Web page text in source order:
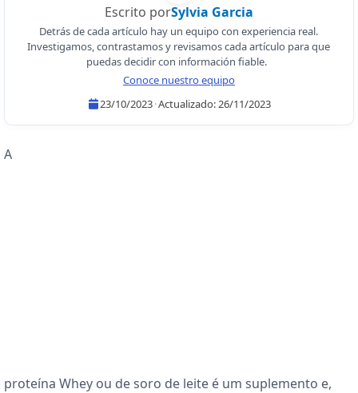
Escrito porSylvia Garcia
Detrás de cada artículo hay un equipo con experiencia real.
Investigamos, contrastamos y revisamos cada artículo para que
puedas decidir con información fiable.
Conoce nuestro equipo
23/10/2023·Actualizado: 26/11/2023
A
proteína Whey ou de soro de leite é um suplemento e,